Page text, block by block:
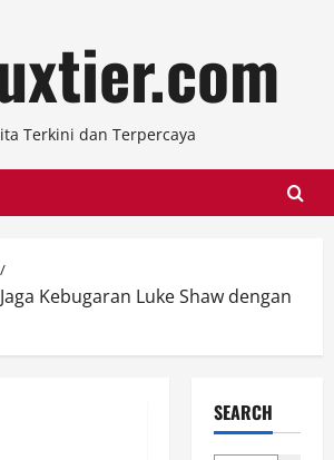
Terkini dan Terpercaya
Kebugaran Luke Shaw dengan
SEARCH